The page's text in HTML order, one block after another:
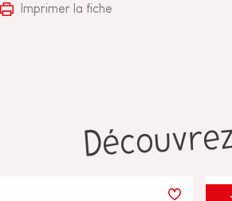
Imprimer la fiche